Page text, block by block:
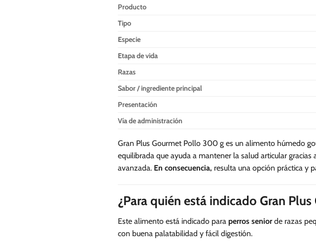
Producto
Tipo
Especie
Etapa de vida
Razas
Sabor / ingrediente principal
Presentación
Vía de administración
Gran Plus Gourmet Pollo 300 g es un alimento húmedo
equilibrada que ayuda a mantener la salud articular
avanzada. En consecuencia, resulta una opción práctica y
¿Para quién está indicado Gran
Este alimento está indicado para perros seniorde razas
con buena palatabilidad y fácil digestión.